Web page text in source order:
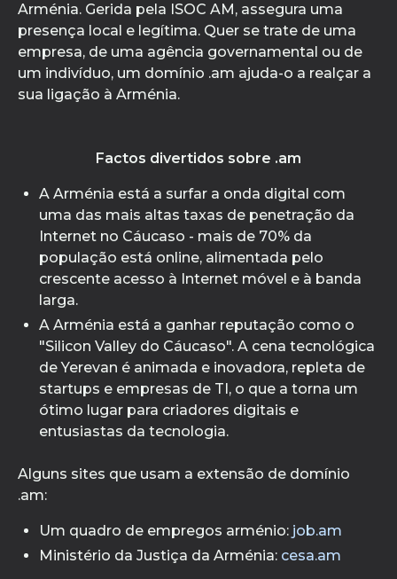
Arménia. Gerida pela ISOC AM, assegura uma
presença local e legítima. Quer se trate de uma
empresa, de uma agência governamental ou de
um indivíduo, um domínio .am ajuda-o a realçar a
sua ligação à Arménia.
Factos divertidos sobre .am
A Arménia está a surfar a onda digital com
uma das mais altas taxas de penetração da
Internet no Cáucaso - mais de 70% da
população está online, alimentada pelo
crescente acesso à Internet móvel e à banda
larga.
A Arménia está a ganhar reputação como o
"Silicon Valley do Cáucaso". A cena tecnológica
de Yerevan é animada e inovadora, repleta de
startups e empresas de TI, o que a torna um
ótimo lugar para criadores digitais e
entusiastas da tecnologia.
Alguns sites que usam a extensão de domínio
.am:
Um quadro de empregos arménio: job.am
Ministério da Justiça da Arménia: cesa.am